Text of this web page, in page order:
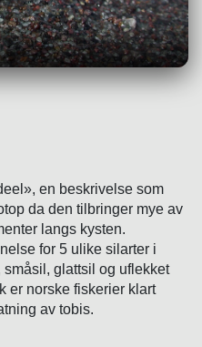
en beskrivelse som
da den tilbringer mye av
langs kysten.
for 5 ulike silarter i
glattsil og uflekket
er norske fiskerier klart
av tobis.